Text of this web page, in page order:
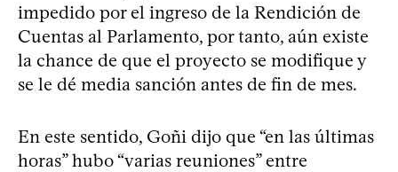
impedido por el ingreso de la Rendición de
Cuentas al Parlamento, por tanto, aún existe
la chance de que el proyecto se modifique y
se le dé media sanción antes de fin de mes.
En este sentido, Goñi dijo que “en las últimas
horas” hubo “varias reuniones” entre